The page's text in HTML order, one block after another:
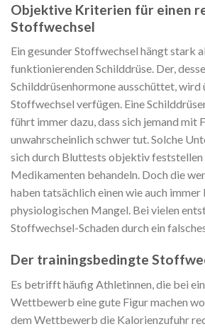
Objektive Kriterien für einen
Stoffwechsel
Ein gesunder Stoffwechsel hängt stark
funktionierenden Schilddrüse. Der,
Schilddrüsenhormone ausschüttet, wird
Stoffwechsel verfügen. Eine
führt immer dazu, dass sich jemand mit
unwahrscheinlich schwer tut. Solche
sich durch Bluttests objektiv feststellen
Medikamenten behandeln. Doch die
haben tatsächlich einen wie auch immer
physiologischen Mangel. Bei vielen
Stoffwechsel-Schaden durch ein
Der trainingsbedingte
Es betrifft häufig Athletinnen, die bei
Wettbewerb eine gute Figur machen
dem Wettbewerb die Kalorienzufuhr